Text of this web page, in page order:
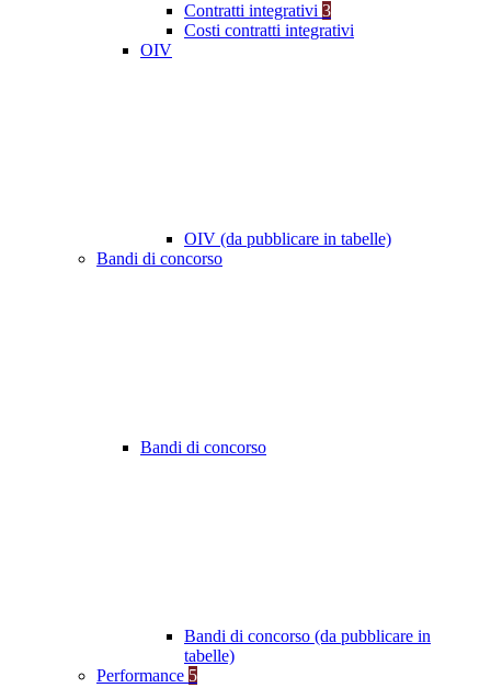
Contratti integrativi 3
Costi contratti integrativi
OIV
OIV (da pubblicare in tabelle)
Bandi di concorso
Bandi di concorso
Bandi di concorso (da pubblicare in
tabelle)
Performance 5